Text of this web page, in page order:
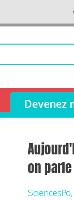
Devenez
on
SciencesPo,